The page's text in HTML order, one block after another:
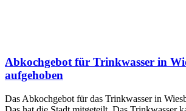
Abkochgebot für Trinkwasser in
aufgehoben
Das Abkochgebot für das Trinkwasser in